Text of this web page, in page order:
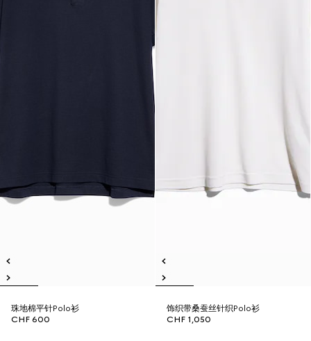
珠地棉平针Polo衫
CHF 600
饰织带桑蚕丝针织Polo衫
CHF 1,050